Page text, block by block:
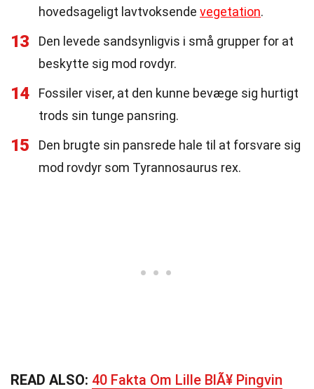
hovedsageligt lavtvoksende vegetation.
13
Den levede sandsynligvis i små grupper for at
beskytte sig mod rovdyr.
14
Fossiler viser, at den kunne bevæge sig hurtigt
trods sin tunge pansring.
15
Den brugte sin pansrede hale til at forsvare sig
mod rovdyr som Tyrannosaurus rex.
READ ALSO: 40 Fakta Om Lille BlÃ¥ Pingvin